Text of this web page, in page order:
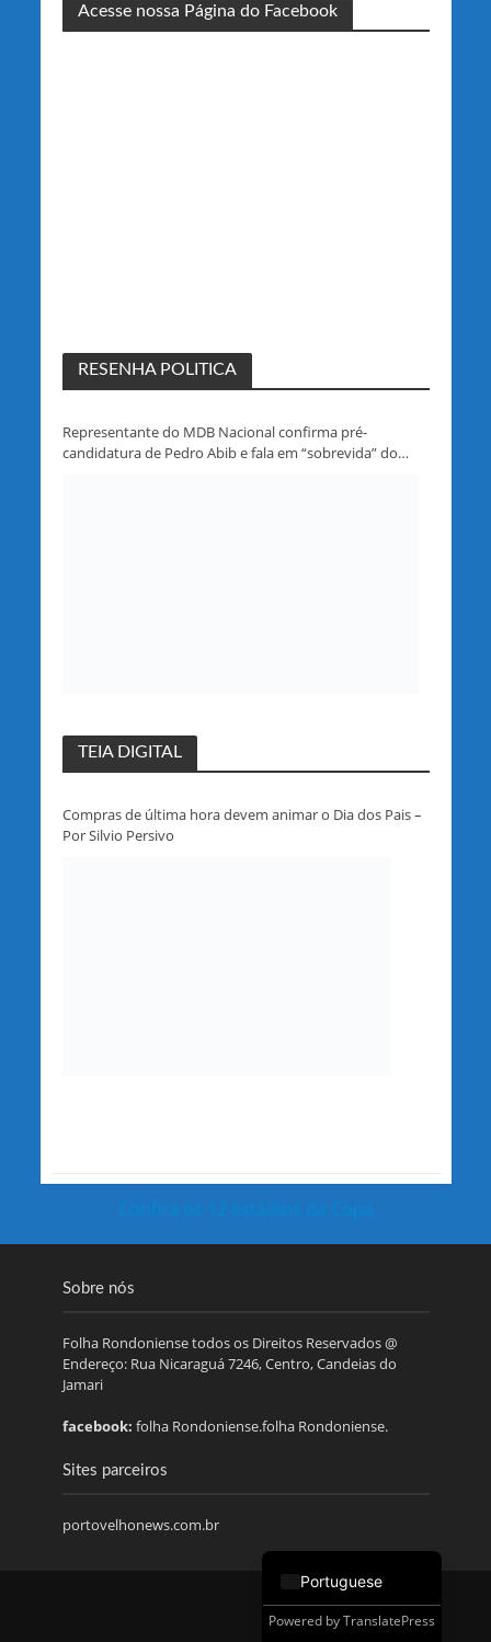
Acesse nossa Página do Facebook
RESENHA POLITICA
Representante do MDB Nacional confirma pré-
candidatura de Pedro Abib e fala em “sobrevida” do
TEIA DIGITAL
Compras de última hora devem animar o Dia dos Pais –
Por Silvio Persivo
Confira os 12 estádios da Copa
Sobre nós
Folha Rondoniense todos os Direitos Reservados @
Endereço: Rua Nicaraguá 7246, Centro, Candeias do
Jamari
facebook: folha Rondoniense.folha Rondoniense.
Sites parceiros
portovelhonews.com.br
Powered byTranslatePress
Portuguese